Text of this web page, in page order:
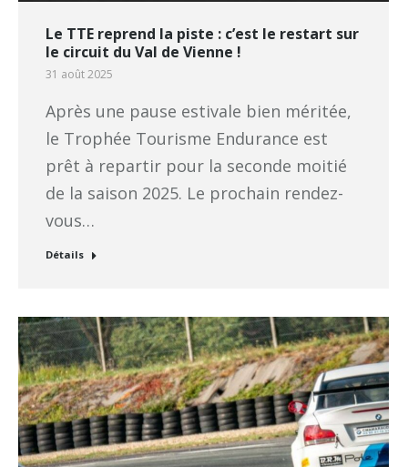
Le TTE reprend la piste : c’est le restart sur
le circuit du Val de Vienne !
31 août 2025
Après une pause estivale bien méritée,
le Trophée Tourisme Endurance est
prêt à repartir pour la seconde moitié
de la saison 2025. Le prochain rendez-
vous…
Détails